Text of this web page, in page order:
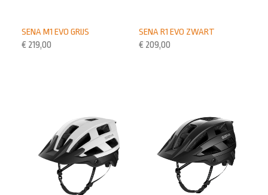
SENA R1 EVO ZWART
€ 209,00
SENA M1 EVO GRIJS
€ 219,00